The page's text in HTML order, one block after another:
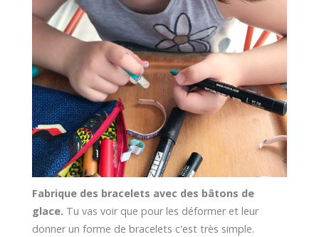
Fabrique des bracelets avec des bâtons de
glace. Tu vas voir que pour les déformer et leur
donner un forme de bracelets c'est très simple.